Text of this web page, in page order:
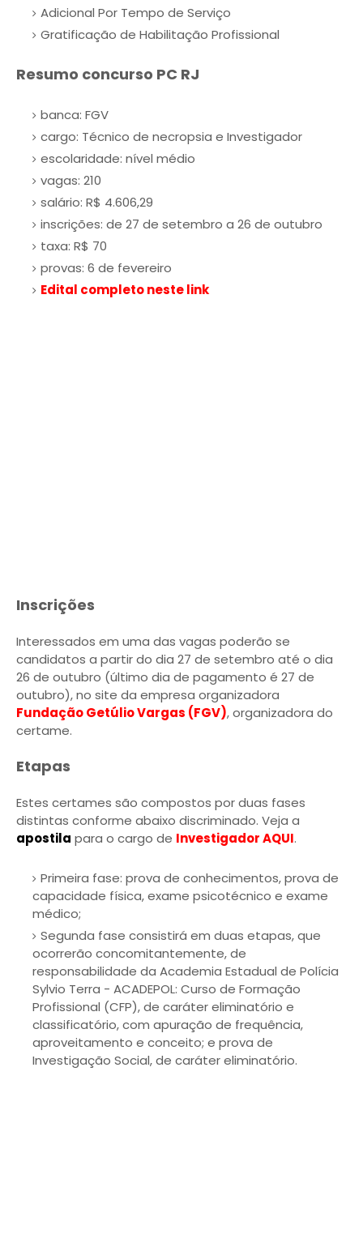
Adicional Por Tempo de Serviço
Gratificação de Habilitação Profissional
Resumo concurso PC RJ
banca: FGV
cargo: Técnico de necropsia e Investigador
escolaridade: nível médio
vagas: 210
salário: R$ 4.606,29
inscrições: de 27 de setembro a 26 de outubro
taxa: R$ 70
provas: 6 de fevereiro
Edital completo neste link
Inscrições
Interessados em uma das vagas poderão se
candidatos a partir do dia 27 de setembro até o dia
26 de outubro (último dia de pagamento é 27 de
outubro), no site da empresa organizadora
Fundação Getúlio Vargas (FGV), organizadora do
certame.
Etapas
Estes certames são compostos por duas fases
distintas conforme abaixo discriminado. Veja a
apostila para o cargo de Investigador AQUI.
Primeira fase: prova de conhecimentos, prova de
capacidade física, exame psicotécnico e exame
médico;
Segunda fase consistirá em duas etapas, que
ocorrerão concomitantemente, de
responsabilidade da Academia Estadual de Polícia
Sylvio Terra - ACADEPOL: Curso de Formação
Profissional (CFP), de caráter eliminatório e
classificatório, com apuração de frequência,
aproveitamento e conceito; e prova de
Investigação Social, de caráter eliminatório.